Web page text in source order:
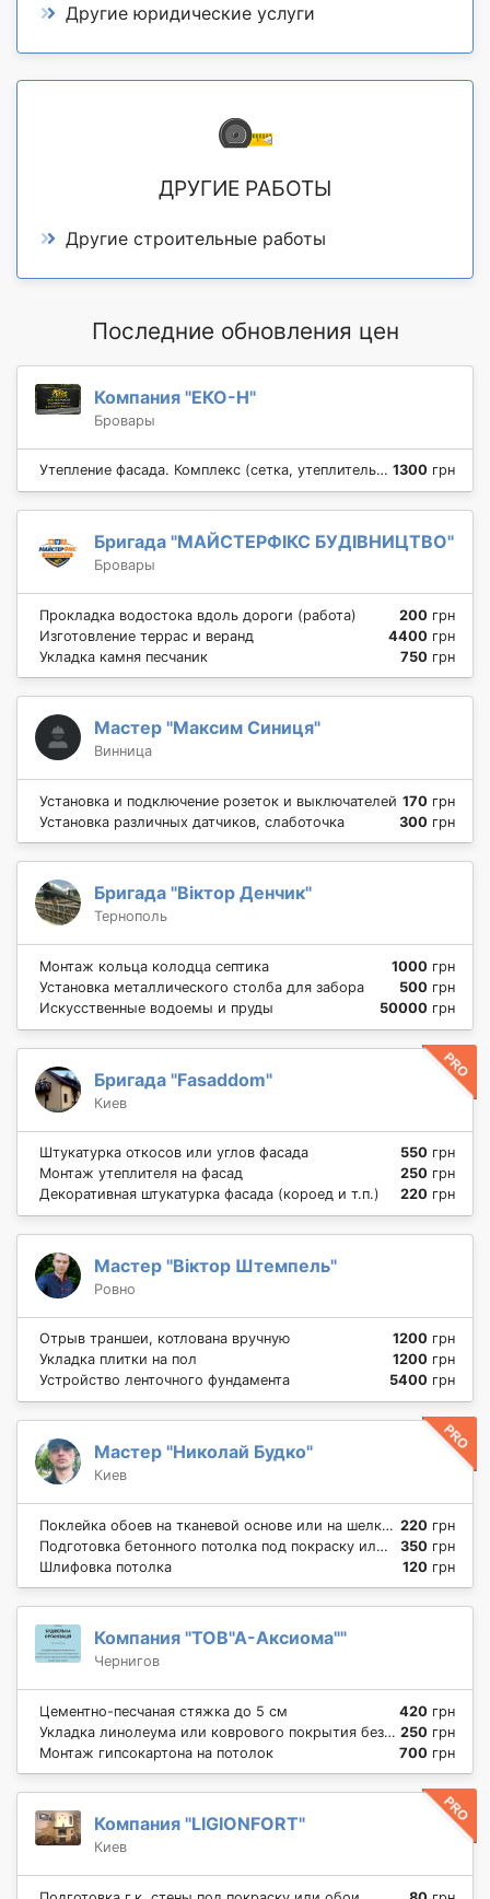
Другие юридические услуги
ДРУГИЕ РАБОТЫ
Другие строительные работы
Последние обновления цен
Компания "ЕКО-Н"
Бровары
Утепление фасада. Комплекс (сетка, утеплитель, барашек, покраска) 1300 грн
Бригада "МАЙСТЕРФІКС БУДІВНИЦТВО"
Бровары
Прокладка водостока вдоль дороги (работа) 200 грн
Изготовление террас и веранд
4400 грн
Укладка камня песчаник
750 грн
Мастер "Максим Синиця"
Винница
Установка и подключение розеток и выключателей 170 грн
Установка различных датчиков, слаботочка
300 грн
Бригада "Віктор Денчик"
Тернополь
Монтаж кольца колодца септика 1000 грн
Установка металлического столба для забора
500 грн
Искусственные водоемы и пруды
50000 грн
Бригада "Fasaddom"
Киев
Штукатурка откосов или углов фасада 550 грн
Монтаж утеплителя на фасад
250 грн
Декоративная штукатурка фасада (короед и т.п.)
220 грн
Мастер "Віктор Штемпель"
Ровно
Отрыв траншеи, котлована вручную 1200 грн
Укладка плитки на пол
1200 грн
Устройство ленточного фундамента
5400 грн
Мастер "Николай Будко"
Киев
Поклейка обоев на тканевой основе или на шелкотрафаретной 220 грн
Подготовка бетонного потолка под покраску или обои
350 грн
Шлифовка потолка
120 грн
Компания "ТОВ"А-Аксиома""
Чернигов
Цементно-песчаная стяжка до 5 см 420 грн
Укладка линолеума или коврового покрытия без клея 250 грн
Монтаж гипсокартона на потолок
700 грн
Компания "LIGIONFORT"
Киев